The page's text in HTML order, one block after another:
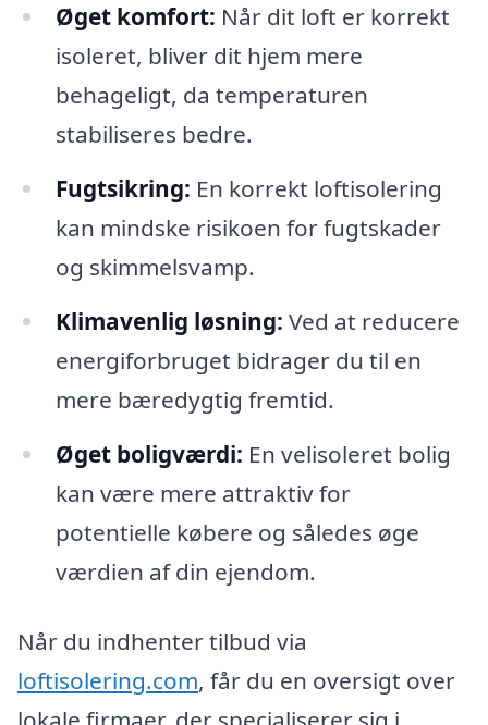
Øget komfort: Når dit loft er korrekt
isoleret, bliver dit hjem mere
behageligt, da temperaturen
stabiliseres bedre.
Fugtsikring: En korrekt loftisolering
kan mindske risikoen for fugtskader
og skimmelsvamp.
Klimavenlig løsning: Ved at reducere
energiforbruget bidrager du til en
mere bæredygtig fremtid.
Øget boligværdi: En velisoleret bolig
kan være mere attraktiv for
potentielle købere og således øge
værdien af din ejendom.
Når du indhenter tilbud via
loftisolering.com, får du en oversigt over